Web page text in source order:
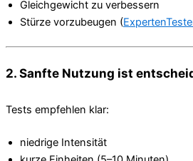
Gleichgewicht zu verbessern
Stürze vorzubeugen (
2. Sanfte Nutzung ist
Tests empfehlen klar:
niedrige Intensität